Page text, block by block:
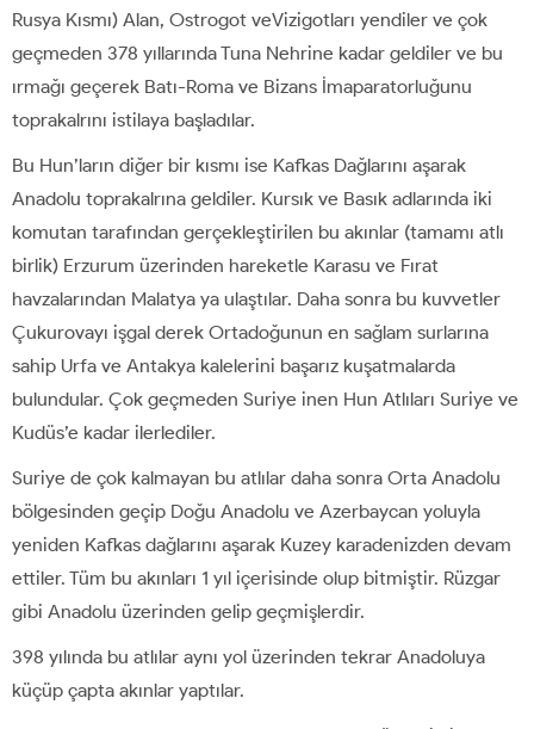
Rusya Kısmı) Alan, Ostrogot veVizigotları yendiler ve çok
geçmeden 378 yıllarında Tuna Nehrine kadar geldiler ve bu
ırmağı geçerek Batı-Roma ve Bizans İmaparatorluğunu
toprakalrını istilaya başladılar.
Bu Hun’ların diğer bir kısmı ise Kafkas Dağlarını aşarak
Anadolu toprakalrına geldiler. Kursık ve Basık adlarında iki
komutan tarafından gerçekleştirilen bu akınlar (tamamı atlı
birlik) Erzurum üzerinden hareketle Karasu ve Fırat
havzalarından Malatya ya ulaştılar. Daha sonra bu kuvvetler
Çukurovayı işgal derek Ortadoğunun en sağlam surlarına
sahip Urfa ve Antakya kalelerini başarız kuşatmalarda
bulundular. Çok geçmeden Suriye inen Hun Atlıları Suriye ve
Kudüs’e kadar ilerlediler.
Suriye de çok kalmayan bu atlılar daha sonra Orta Anadolu
bölgesinden geçip Doğu Anadolu ve Azerbaycan yoluyla
yeniden Kafkas dağlarını aşarak Kuzey karadenizden devam
ettiler. Tüm bu akınları 1 yıl içerisinde olup bitmiştir. Rüzgar
gibi Anadolu üzerinden gelip geçmişlerdir.
398 yılında bu atlılar aynı yol üzerinden tekrar Anadoluya
küçüp çapta akınlar yaptılar.